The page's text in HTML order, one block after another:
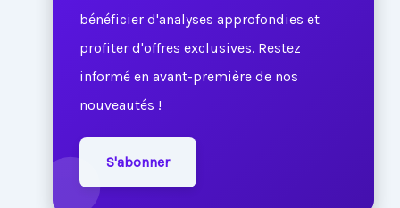
bénéficier d'analyses approfondies et
profiter d'offres exclusives. Restez
informé en avant-première de nos
nouveautés !
S'abonner